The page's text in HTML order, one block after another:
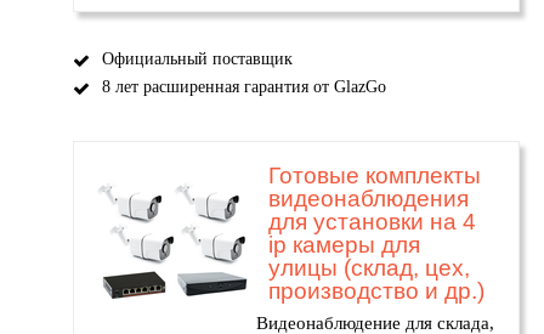
Официальный поставщик
8 лет расширенная гарантия от GlazGo
Готовые комплекты
видеонаблюдения
для установки на 4
ip камеры для
улицы (склад, цех,
производство и др.)
Видеонаблюдение для склада,